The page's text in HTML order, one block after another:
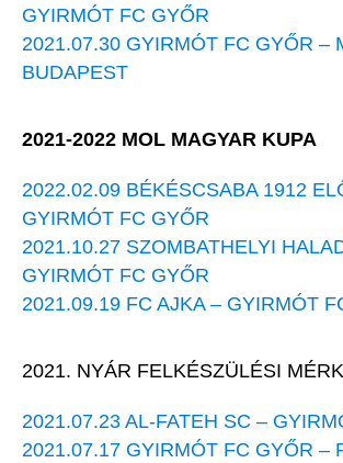
GYIRMÓT FC GYŐR
2021.07.30 GYIRMÓT FC GYŐR –
BUDAPEST
2021-2022 MOL MAGYAR KUPA
2022.02.09 BÉKÉSCSABA 1912
GYIRMÓT FC GYŐR
2021.10.27 SZOMBATHELYI
GYIRMÓT FC GYŐR
2021.09.19 FC AJKA – GYIRMÓT
2021. NYÁR FELKÉSZÜLÉSI
2021.07.23 AL-FATEH SC –
2021.07.17 GYIRMÓT FC GYŐR –